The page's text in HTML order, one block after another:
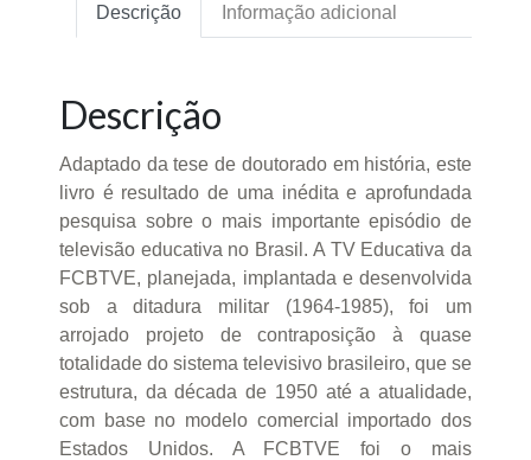
Descrição Informação adicional
Descrição
Adaptado da tese de doutorado em história, este
livro é resultado de uma inédita e aprofundada
pesquisa sobre o mais importante episódio de
televisão educativa no Brasil. A TV Educativa da
FCBTVE, planejada, implantada e desenvolvida
sob a ditadura militar (1964-1985), foi um
arrojado projeto de contraposição à quase
totalidade do sistema televisivo brasileiro, que se
estrutura, da década de 1950 até a atualidade,
com base no modelo comercial importado dos
Estados Unidos. A FCBTVE foi o mais